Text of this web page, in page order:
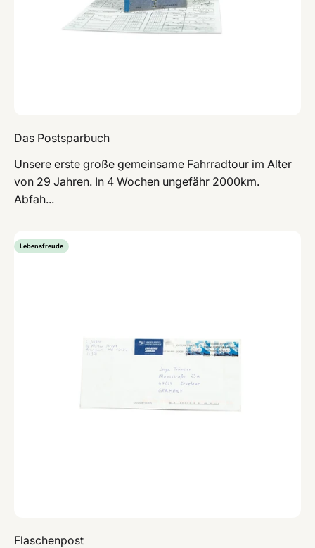
Das Postsparbuch
Unsere erste große gemeinsame Fahrradtour im Alter
von 29 Jahren. In 4 Wochen ungefähr 2000km.
Abfah...
Lebensfreude
Flaschenpost